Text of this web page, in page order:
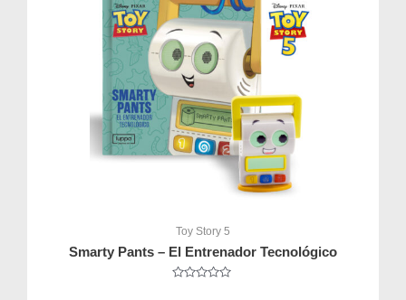
Toy Story 5
Smarty Pants – El Entrenador Tecnológico